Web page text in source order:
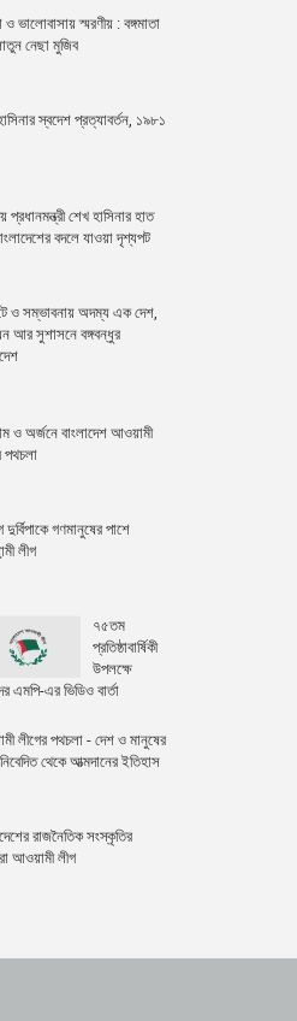
ও ভালোবাসায় স্মরণীয় : বঙ্গমাতা
নেছা মুজিব
স্বদেশ প্রত্যাবর্তন, ১৯৮১
প্রধানমন্ত্রী শেখ হাসিনার হাত
বদলে যাওয়া দৃশ্যপট
ও সম্ভাবনায় অদম্য এক দেশ,
আর সুশাসনে বঙ্গবন্ধুর
ও অর্জনে বাংলাদেশ আওয়ামী
পথচলা
দুর্বিপাকে গণমানুষের পাশে
লীগ
৭৫তম
প্রতিষ্ঠাবার্ষিকী
উপলক্ষে
এমপি-এর ভিডিও বার্তা
লীগের পথচলা - দেশ ও মানুষের
থেকে আত্মদানের ইতিহাস
রাজনৈতিক সংস্কৃতির
আওয়ামী লীগ